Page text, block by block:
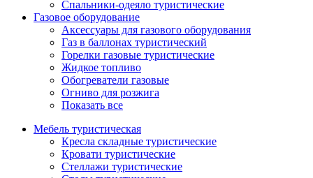
Спальники-одеяло туристические
Газовое оборудование
Аксессуары для газового оборудования
Газ в баллонах туристический
Горелки газовые туристические
Жидкое топливо
Обогреватели газовые
Огниво для розжига
Показать все
Мебель туристическая
Кресла складные туристические
Кровати туристические
Стеллажи туристические